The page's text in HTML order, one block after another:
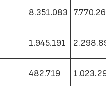
8.351.083
1.945.191
482.719